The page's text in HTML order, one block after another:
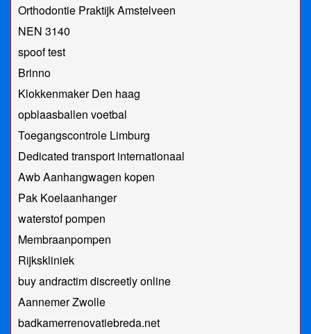
Orthodontie Praktijk Amstelveen
NEN 3140
spoof test
Brinno
Klokkenmaker Den haag
opblaasballen voetbal
Toegangscontrole Limburg
Dedicated transport internationaal
Awb Aanhangwagen kopen
Pak Koelaanhanger
waterstof pompen
Membraanpompen
Rijkskliniek
buy andractim discreetly online
Aannemer Zwolle
badkamerrenovatiebreda.net